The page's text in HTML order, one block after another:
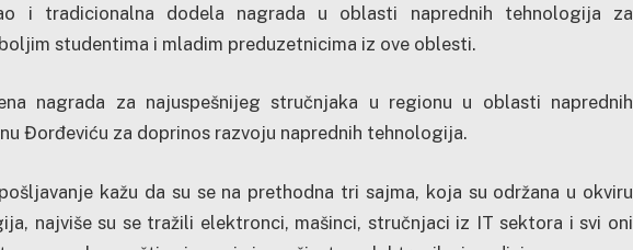
i tradicionalna dodela nagrada u oblasti naprednih tehnologija za
studentima i mladim preduzetnicima iz ove oblesti.
nagrada za najuspešnijeg stručnjaka u regionu u oblasti naprednih
Đorđeviću za doprinos razvoju naprednih tehnologija.
kažu da su se na prethodna tri sajma, koja su održana u okviru
najviše su se tražili elektronci, mašinci, stručnjaci iz IT sektora i svi oni